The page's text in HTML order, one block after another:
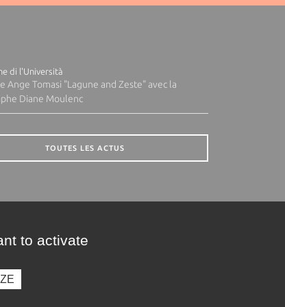
di l'Università
Ange Tomasi "Lagune and Zeste" avec la
Diane Moulenc
TOUTES LES ACTUS
to activate